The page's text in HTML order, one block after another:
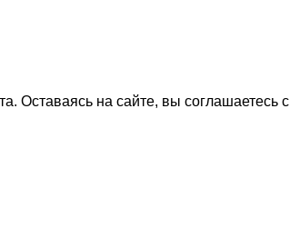
Оставаясь на сайте, вы соглашаетесь с